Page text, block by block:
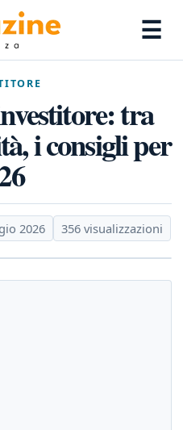
☰
tra
i consigli per
2026 356 visualizzazioni